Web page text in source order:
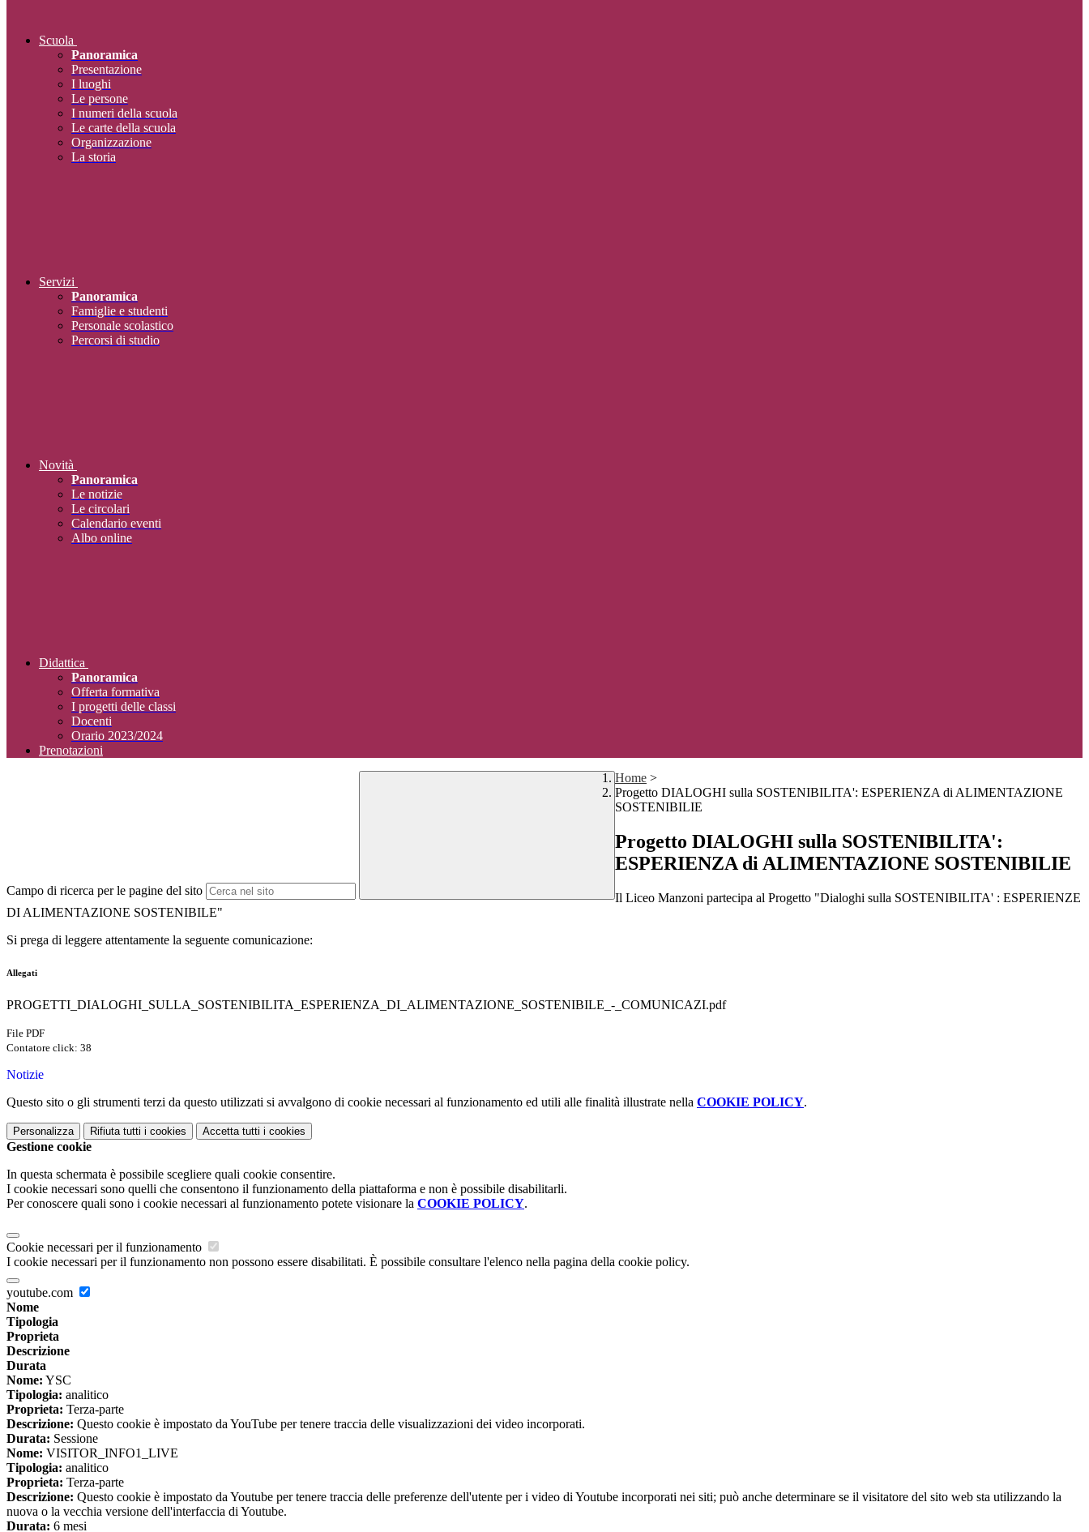
Scuola
Panoramica
Presentazione
I luoghi
Le persone
I numeri della scuola
Le carte della scuola
Organizzazione
La storia
Servizi
Panoramica
Famiglie e studenti
Personale scolastico
Percorsi di studio
Novità
Panoramica
Le notizie
Le circolari
Calendario eventi
Albo online
Didattica
Panoramica
Offerta formativa
I progetti delle classi
Docenti
Orario 2023/2024
Prenotazioni
Campo di ricerca per le pagine del sito
Home >
Progetto DIALOGHI sulla SOSTENIBILITA': ESPERIENZA di ALIMENTAZIONE
SOSTENIBILIE
Progetto DIALOGHI sulla SOSTENIBILITA':
ESPERIENZA di ALIMENTAZIONE SOSTENIBILIE
Il Liceo Manzoni partecipa al Progetto "Dialoghi sulla SOSTENIBILITA' : ESPERIENZE
DI ALIMENTAZIONE SOSTENIBILE"
Si prega di leggere attentamente la seguente comunicazione:
Allegati
PROGETTI_DIALOGHI_SULLA_SOSTENIBILITA_ESPERIENZA_DI_ALIMENTAZIONE_SOSTENIBILE_-_COMUNICAZI.pdf
File PDF
Contatore click: 38
Notizie
Questo sito o gli strumenti terzi da questo utilizzati si avvalgono di cookie necessari al funzionamento ed utili alle finalità illustrate nella COOKIE POLICY.
Personalizza Rifiuta tutti i cookies Accetta tutti i cookies
Gestione cookie
In questa schermata è possibile scegliere quali cookie consentire.
I cookie necessari sono quelli che consentono il funzionamento della piattaforma e non è possibile disabilitarli.
Per conoscere quali sono i cookie necessari al funzionamento potete visionare la COOKIE POLICY.
Cookie necessari per il funzionamento
I cookie necessari per il funzionamento non possono essere disabilitati. È possibile consultare l'elenco nella pagina della cookie policy.
youtube.com
Nome
Tipologia
Proprieta
Descrizione
Durata
Nome: YSC
Tipologia: analitico
Proprieta: Terza-parte
Descrizione: Questo cookie è impostato da YouTube per tenere traccia delle visualizzazioni dei video incorporati.
Durata: Sessione
Nome: VISITOR_INFO1_LIVE
Tipologia: analitico
Proprieta: Terza-parte
Descrizione: Questo cookie è impostato da Youtube per tenere traccia delle preferenze dell'utente per i video di Youtube incorporati nei siti; può anche determinare se il visitatore del sito web sta utilizzando la
nuova o la vecchia versione dell'interfaccia di Youtube.
Durata: 6 mesi